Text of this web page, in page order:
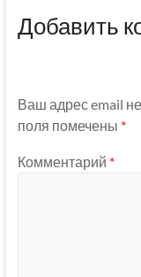
Добавить
Ваш адрес email не
поля помечены *
Комментарий *